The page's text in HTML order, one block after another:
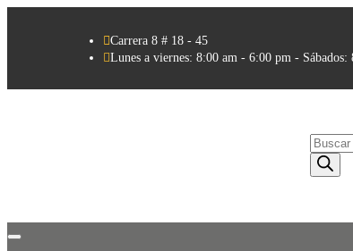
Carrera 8 # 18 - 45
Lunes a viernes: 8:00 am - 6:00 pm -
de
productos